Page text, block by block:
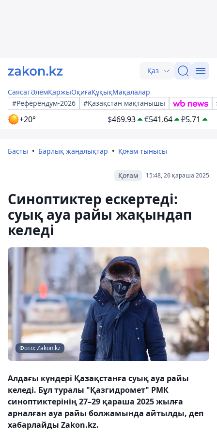
Қаз
СаясатӘлемҚаржыОқиғаҚұқықМақалалар
#Референдум-2026
#Қазақстан мақтанышы
+20° $469.93 €541.64 ₽5.71
Басты Барлық жаңалықтар Қоғам тынысы
15:48, 26 қараша 2025
Қоғам
Синоптиктер ескертеді:
суық ауа райы жақындап
келеді
Фото: Zakon.kz
Алдағы күндері Қазақстанға суық ауа райы
келеді. Бұл туралы "Қазгидромет" РМК
синоптиктерінің 27–29 қараша 2025 жылға
арналған ауа райы болжамында айтылды, деп
хабарлайды Zakon.kz.